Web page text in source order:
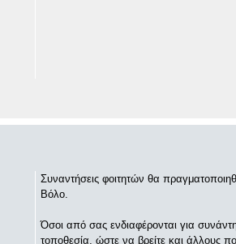
Συναντήσεις φοιτητών θα
Βόλο.
Όσοι από σας ενδιαφέρονται για
τοποθεσία, ώστε να βρείτε και άλλους